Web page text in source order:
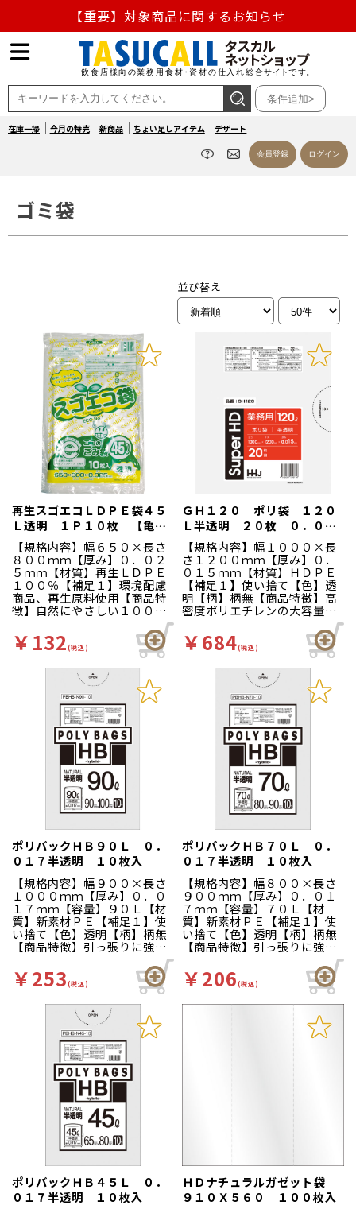
【重要】熊本地震の影響による商品出荷停止のお知らせ
熊本県熊本地方を震源とする地震の影響によるお荷物のお
届け遅延について
お盆の営業について
【重要】対象商品に関するお知らせ
条件追加>
在庫一掃 今月の特売 新商品 ちょい足しアイテム デザート
会員登録 ログイン
ゴミ袋
並び替え
再生スゴエコＬＤＰＥ袋４５
Ｌ透明 １Ｐ１０枚 【亀山
専用】【エ】 １０枚入
【規格内容】幅６５０×長さ
８００ｍｍ【厚み】０．０２
５ｍｍ【材質】再生ＬＤＰＥ
１００％【補足１】環境配慮
商品、再生原料使用【商品特
徴】自然にやさしい１００％
リサイクルのポリ袋。ストレ
ッチフィルムのリサイクルゴ
ミ袋ですので、ワンランク上
の強度があります。エコマー
ク認定商品【色】透明【柄】
￥132(税込)
ＧＨ１２０ ポリ袋 １２０
Ｌ半透明 ２０枚 ０．０１
５
【規格内容】幅１０００×長
さ１２００ｍｍ【厚み】０．
０１５ｍｍ【材質】ＨＤＰＥ
【補足１】使い捨て【色】透
明【柄】柄無【商品特徴】高
密度ポリエチレンの大容量ゴ
ミ袋。 Ｙ００７５４０から
の切替商品となります。
￥684(税込)
ポリバックＨＢ９０Ｌ ０．
０１７半透明 １０枚入
【規格内容】幅９００×長さ
１０００ｍｍ【厚み】０．０
１７ｍｍ【容量】９０Ｌ【材
質】新素材ＰＥ【補足１】使
い捨て【色】透明【柄】柄無
【商品特徴】引っ張りに強い
新素材ポリエチレンを使用
し、厚みを削減することで、
コストダウンを実現！薄肉の
為、省スペースにも貢献いた
します。
￥253(税込)
ポリバックＨＢ７０Ｌ ０．
０１７半透明 １０枚入
【規格内容】幅８００×長さ
９００ｍｍ【厚み】０．０１
７ｍｍ【容量】７０Ｌ【材
質】新素材ＰＥ【補足１】使
い捨て【色】透明【柄】柄無
【商品特徴】引っ張りに強い
新素材ポリエチレンを使用
し、厚みを削減することで、
コストダウンを実現！薄肉の
為、省スペースにも貢献いた
します。
￥206(税込)
ポリバックＨＢ４５Ｌ ０．
０１７半透明 １０枚入
ＨＤナチュラルガゼット袋
９１０Ｘ５６０ １００枚入